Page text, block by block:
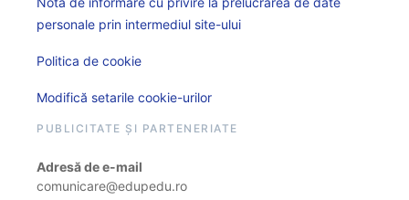
personale prin intermediul site-ului
Politica de cookie
Modifică setarile cookie-urilor
PUBLICITATE ȘI PARTENERIATE
Adresă de e-mail
comunicare@edupedu.ro